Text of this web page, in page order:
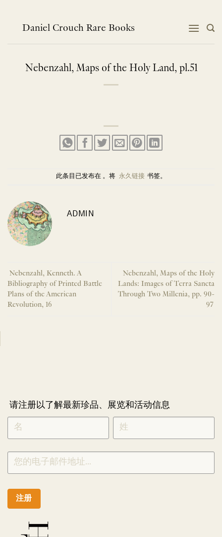
Daniel Crouch Rare Books
Nebenzahl, Maps of the Holy Land, pl.51
此条目已发布在 。将 永久链接 书签。
ADMIN
Nebenzahl, Kenneth. A
Bibliography of Printed Battle
Plans of the American
Revolution, 16
Nebenzahl, Maps of the Holy
Lands: Images of Terra Sancta
Through Two Millenia, pp. 90-
97
请注册以了解最新珍品、展览和活动信息
NEWLETTER
SIGNUP
CHINESE
*
注册